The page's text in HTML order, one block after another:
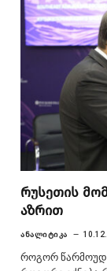
რუსეთის
აზრით
ᲐᲜᲐᲚᲘᲢᲘᲙᲐ
როგორ